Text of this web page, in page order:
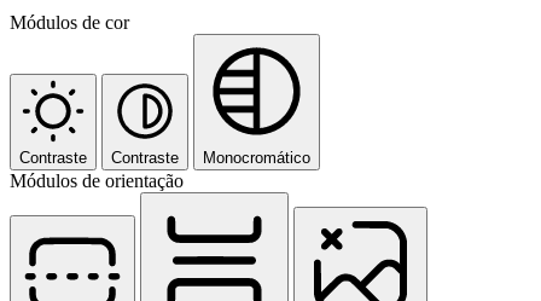
Módulos de cor
Contraste Contraste Monocromático
Módulos de orientação